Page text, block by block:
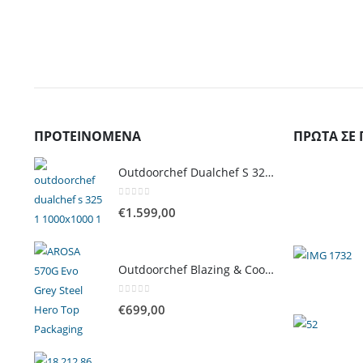
ΠΡΟΤΕΙΝΌΜΕΝΑ
Outdoorchef Dualchef S 325 G Ψησταριά Υγραερίου
€1.599,00
Outdoorchef Blazing & Cooking Zone Kit Plus για Ψησταριά Arosa Evo
€699,00
ΠΡΏΤΑ ΣΕ